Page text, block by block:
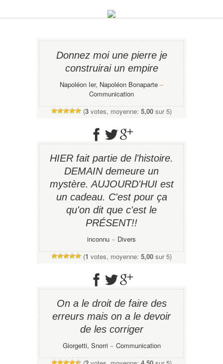
Donnez moi une pierre je
construirai un empire
Napoléon Ier, Napoléon Bonaparte−
Communication
(3 votes, moyenne: 5,00 sur 5)
HIER fait partie de l'histoire.
DEMAIN demeure un
mystère. AUJOURD'HUI est
un cadeau. C'est pour ça
qu'on dit que c'est le
PRÉSENT!!
inconnu − Divers
(1 votes, moyenne: 5,00 sur 5)
On a le droit de faire des
erreurs mais on a le devoir
de les corriger
Giorgetti, Snorri− Communication